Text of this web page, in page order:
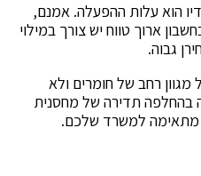
הוא עלות ההפעלה. אמנם,
ארוך טווח יש צורך במילוי
גבוה.
רחב של חומרים ולא
בהחלפה תדירה של מחסנית
מתאימה למשרד שלכם.